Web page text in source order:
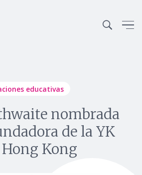
educativas
nombrada
de la YK
Kong